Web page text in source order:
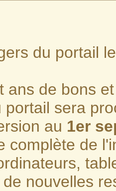
du portail
ans de bons
portail sera
au 1er
complète de
nouvelles